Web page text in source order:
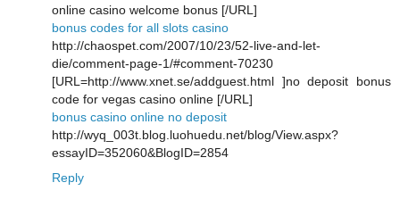
online casino welcome bonus [/URL]
bonus codes for all slots casino
http://chaospet.com/2007/10/23/52-live-and-let-
die/comment-page-1/#comment-70230
[URL=http://www.xnet.se/addguest.html ]no deposit bonus
code for vegas casino online [/URL]
bonus casino online no deposit
http://wyq_003t.blog.luohuedu.net/blog/View.aspx?
essayID=352060&BlogID=2854
Reply